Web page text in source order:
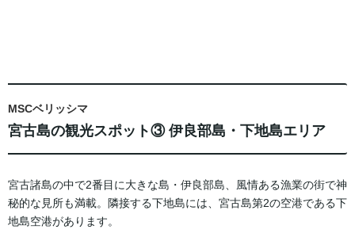
MSCベリッシマ
宮古島の観光スポット③ 伊良部島・下地島エリア
宮古諸島の中で2番目に大きな島・伊良部島、風情ある漁業の街で神
秘的な見所も満載。隣接する下地島には、宮古島第2の空港である下
地島空港があります。